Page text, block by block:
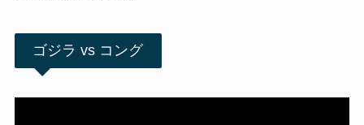
ゴジラ vs コング